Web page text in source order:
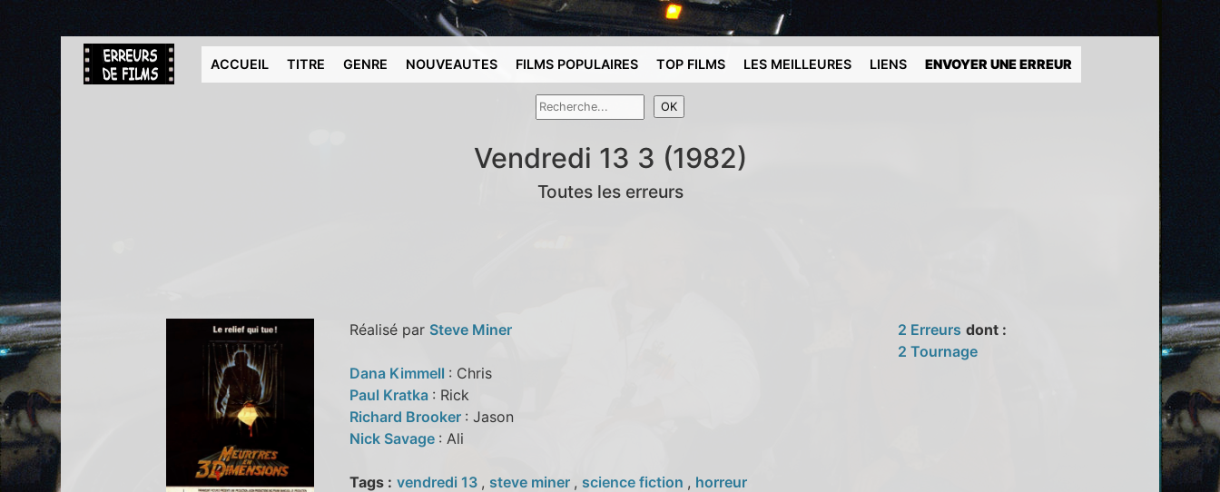
ACCUEIL TITRE GENRE NOUVEAUTES FILMS POPULAIRES TOP FILMS LES MEILLEURES LIENS ENVOYER UNE ERREUR
Vendredi 13 3 (1982)
Toutes les erreurs
Réalisé par Steve Miner
Dana Kimmell : Chris
Paul Kratka : Rick
Richard Brooker : Jason
Nick Savage : Ali
Tags : vendredi 13 , steve miner , science fiction , horreur
2 Erreurs dont :
2 Tournage